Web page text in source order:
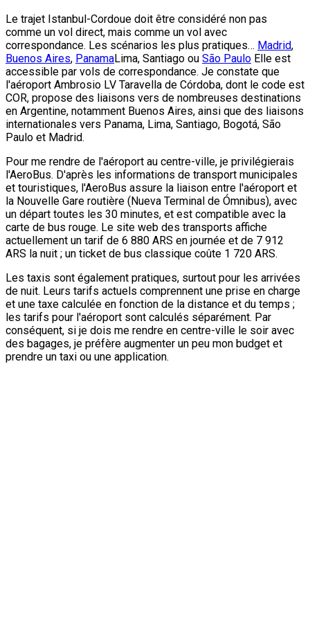
Le trajet Istanbul-Cordoue doit être considéré non pas
comme un vol direct, mais comme un vol avec
correspondance. Les scénarios les plus pratiques… Madrid,
Buenos Aires, PanamaLima, Santiago ou São Paulo Elle est
accessible par vols de correspondance. Je constate que
l'aéroport Ambrosio LV Taravella de Córdoba, dont le code est
COR, propose des liaisons vers de nombreuses destinations
en Argentine, notamment Buenos Aires, ainsi que des liaisons
internationales vers Panama, Lima, Santiago, Bogotá, São
Paulo et Madrid.
Pour me rendre de l'aéroport au centre-ville, je privilégierais
l'AeroBus. D'après les informations de transport municipales
et touristiques, l'AeroBus assure la liaison entre l'aéroport et
la Nouvelle Gare routière (Nueva Terminal de Ómnibus), avec
un départ toutes les 30 minutes, et est compatible avec la
carte de bus rouge. Le site web des transports affiche
actuellement un tarif de 6 880 ARS en journée et de 7 912
ARS la nuit ; un ticket de bus classique coûte 1 720 ARS.
Les taxis sont également pratiques, surtout pour les arrivées
de nuit. Leurs tarifs actuels comprennent une prise en charge
et une taxe calculée en fonction de la distance et du temps ;
les tarifs pour l'aéroport sont calculés séparément. Par
conséquent, si je dois me rendre en centre-ville le soir avec
des bagages, je préfère augmenter un peu mon budget et
prendre un taxi ou une application.